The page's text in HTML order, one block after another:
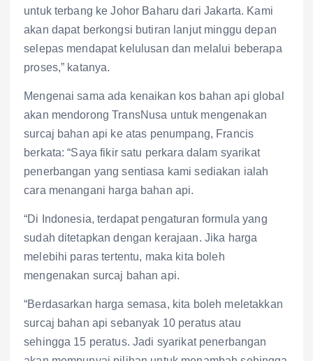
untuk terbang ke Johor Baharu dari Jakarta. Kami
akan dapat berkongsi butiran lanjut minggu depan
selepas mendapat kelulusan dan melalui beberapa
proses,” katanya.
Mengenai sama ada kenaikan kos bahan api global
akan mendorong TransNusa untuk mengenakan
surcaj bahan api ke atas penumpang, Francis
berkata: “Saya fikir satu perkara dalam syarikat
penerbangan yang sentiasa kami sediakan ialah
cara menangani harga bahan api.
“Di Indonesia, terdapat pengaturan formula yang
sudah ditetapkan dengan kerajaan. Jika harga
melebihi paras tertentu, maka kita boleh
mengenakan surcaj bahan api.
“Berdasarkan harga semasa, kita boleh meletakkan
surcaj bahan api sebanyak 10 peratus atau
sehingga 15 peratus. Jadi syarikat penerbangan